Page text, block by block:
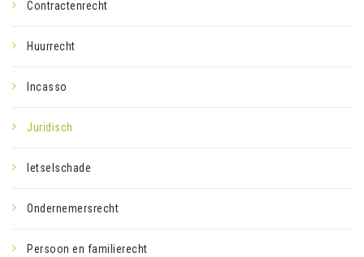
Contractenrecht
Huurrecht
Incasso
Juridisch
letselschade
Ondernemersrecht
Persoon en familierecht